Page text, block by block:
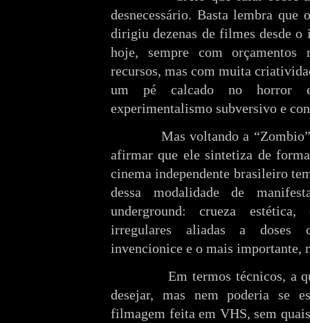
desnecessário. Basta lembra
dirigiu dezenas de filmes desde o
hoje, sempre com orçamentos
recursos, mas com muita
um pé calcado no horror
experimentalismo subversivo e
Mas voltando a
afirmar que ele sintetiza de
cinema independente brasileiro
dessa modalidade de
underground: crueza
irregulares aliadas a doses
invencionice e o mais importante,
Em termos técnicos, a
desejar, mas nem poderia se
filmagem feita em VHS, sem